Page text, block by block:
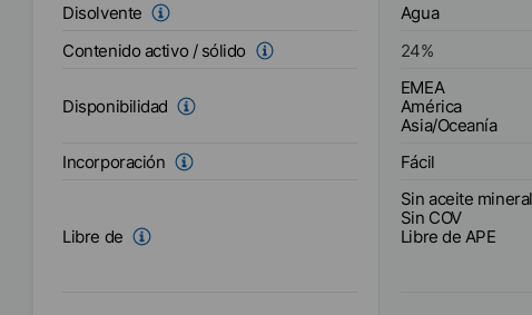
Disolvente
Contenido activo / sólido
Disponibilidad
Incorporación
Libre de
Agua
24%
EMEA
América
Asia/Oceanía
Fácil
Sin aceite mineral
Sin COV
Libre de APE